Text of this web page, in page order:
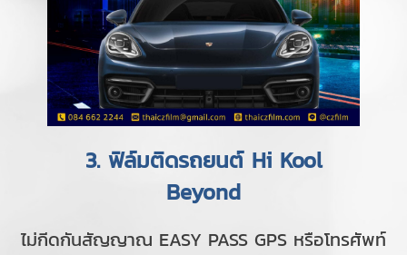
3. ฟิล์มติดรถยนต์ Hi Kool
Beyond
ไม่กีดกันสัญญาณ EASY PASS GPS หรือโทรศัพท์